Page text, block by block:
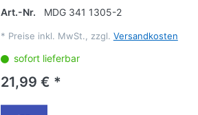
Art.-Nr.
MDG 341 1305-2
* Preise inkl. MwSt., zzgl. Versandkosten
sofort lieferbar
21,99 € *